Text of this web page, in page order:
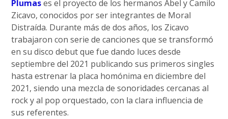
Plumases el proyecto de los hermanos Abel y Camilo
Zicavo, conocidos por ser integrantes de Moral
Distraída. Durante más de dos años, los Zicavo
trabajaron con serie de canciones que se transformó
en su disco debut que fue dando luces desde
septiembre del 2021 publicando sus primeros singles
hasta estrenar la placa homónima en diciembre del
2021, siendo una mezcla de sonoridades cercanas al
rock y al pop orquestado, con la clara influencia de
sus referentes.